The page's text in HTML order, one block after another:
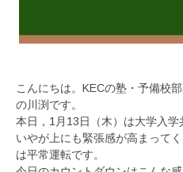
こんにちは。KECの塾・予備校
の川渕です。
本日，1月13日（木）は大学入学
いやが上にも緊張感が高まって
は平常運転です。